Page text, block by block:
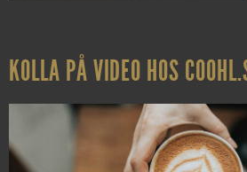
KOLLA PÅ VIDEO HOS